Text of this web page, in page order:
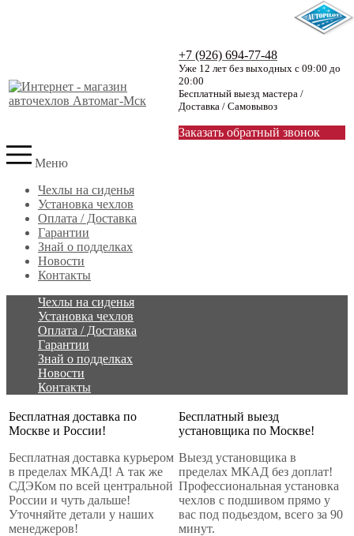
+7 (926) 694-77-48
Уже 12 лет без выходных с 09:00 до
20:00
Бесплатный выезд мастера /
Доставка / Самовывоз
Заказать обратный звонок
Меню
Чехлы на сиденья
Установка чехлов
Оплата / Доставка
Гарантии
Знай о подделках
Новости
Контакты
Чехлы на сиденья
Установка чехлов
Оплата / Доставка
Гарантии
Знай о подделках
Новости
Контакты
Бесплатная доставка по
Москве и России!
Бесплатная доставка курьером
в пределах МКАД! А так же
СДЭКом по всей центральной
России и чуть дальше!
Уточняйте детали у наших
менеджеров!
Бесплатный выезд
установщика по Москве!
Выезд установщика в
пределах МКАД без доплат!
Профессиональная установка
чехлов с подшивом прямо у
вас под подьездом, всего за 90
минут.